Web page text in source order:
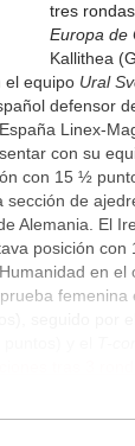
tres
Europa de
Kallithea
el equipo Ural
defensor
Linex-
con su
con 15 ½
sección de
de Alemania. El
posición con
en el
femenina